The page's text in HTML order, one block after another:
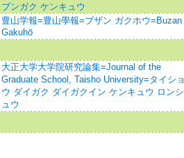
ブンガク ケンキュウ
豊山学報=豊山學報=ブザン ガクホウ=Buzan
Gakuhō
大正大学大学院研究論集=Journal of the
Graduate School, Taisho University=タイショ
ウ ダイガク ダイガクイン ケンキュウ ロンシ
ュウ